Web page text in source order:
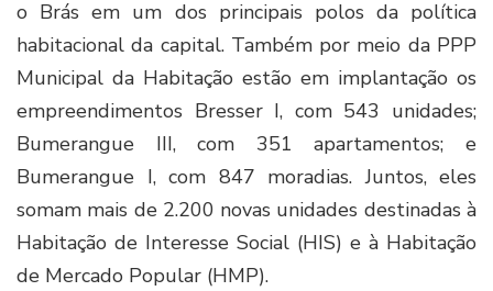
o Brás em um dos principais polos da política
habitacional da capital. Também por meio da PPP
Municipal da Habitação estão em implantação os
empreendimentos Bresser I, com 543 unidades;
Bumerangue III, com 351 apartamentos; e
Bumerangue I, com 847 moradias. Juntos, eles
somam mais de 2.200 novas unidades destinadas à
Habitação de Interesse Social (HIS) e à Habitação
de Mercado Popular (HMP).